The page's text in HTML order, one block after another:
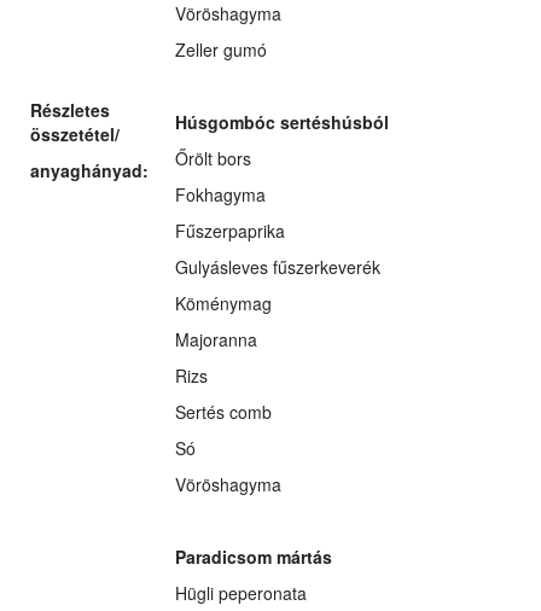
Részletes
összetétel/
anyaghányad:
Vöröshagyma
Zeller gumó
Húsgombóc sertéshúsból
Őrölt bors
Fokhagyma
Fűszerpaprika
Gulyásleves fűszerkeverék
Köménymag
Majoranna
Rizs
Sertés comb
Só
Vöröshagyma
Paradicsom mártás
Hügli peperonata